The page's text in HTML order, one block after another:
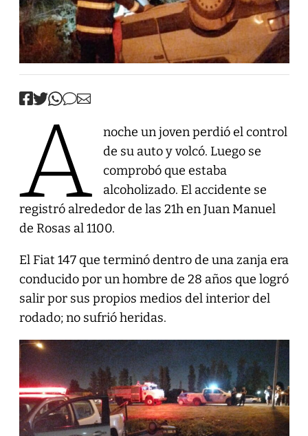
A
noche un joven perdió el control
de su auto y volcó. Luego se
comprobó que estaba
alcoholizado. El accidente se
registró alrededor de las 21h en Juan Manuel
de Rosas al 1100.
El Fiat 147 que terminó dentro de una zanja era
conducido por un hombre de 28 años que logró
salir por sus propios medios del interior del
rodado; no sufrió heridas.